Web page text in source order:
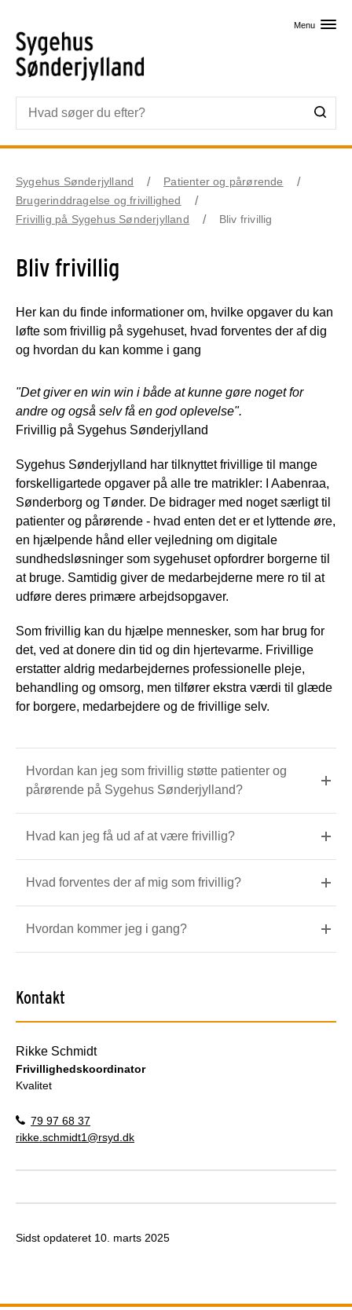
Menu
Sygehus Sønderjylland
Patienter og pårørende
Brugerinddragelse og frivillighed
Frivillig på Sygehus Sønderjylland
Bliv frivillig
Bliv frivillig
Her kan du finde informationer om, hvilke opgaver du kan
løfte som frivillig på sygehuset, hvad forventes der af dig
og hvordan du kan komme i gang
"Det giver en win win i både at kunne gøre noget for
andre og også selv få en god oplevelse".
Frivillig på Sygehus Sønderjylland
Sygehus Sønderjylland har tilknyttet frivillige til mange
forskelligartede opgaver på alle tre matrikler: I Aabenraa,
Sønderborg og Tønder. De bidrager med noget særligt til
patienter og pårørende - hvad enten det er et lyttende øre,
en hjælpende hånd eller vejledning om digitale
sundhedsløsninger som sygehuset opfordrer borgerne til
at bruge. Samtidig giver de medarbejderne mere ro til at
udføre deres primære arbejdsopgaver.
Som frivillig kan du hjælpe mennesker, som har brug for
det, ved at donere din tid og din hjertevarme. Frivillige
erstatter aldrig medarbejdernes professionelle pleje,
behandling og omsorg, men tilfører ekstra værdi til glæde
for borgere, medarbejdere og de frivillige selv.
Hvordan kan jeg som frivillig støtte patienter og
pårørende på Sygehus Sønderjylland?
Hvad kan jeg få ud af at være frivillig?
Hvad forventes der af mig som frivillig?
Hvordan kommer jeg i gang?
Kontakt
Rikke Schmidt
Frivillighedskoordinator
Kvalitet
79 97 68 37
rikke.schmidt1@rsyd.dk
Sidst opdateret 10. marts 2025